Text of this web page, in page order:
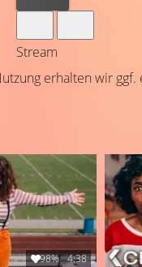
Stream
erhalten wir
98% 4:38